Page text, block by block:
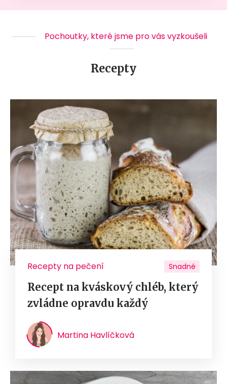
Pochoutky, které jsme pro vás vyzkoušeli
Recepty
Recepty na pečení Snadné
Recept na kváskový chléb, který
zvládne opravdu každý
Martina Havlíčková